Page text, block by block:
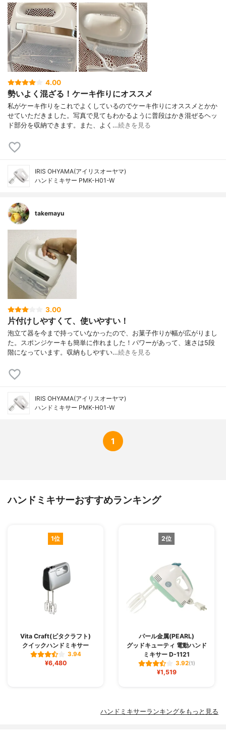
4.00
勢いよく混ざる！ケーキ作りにオススメ
私がケーキ作りをこれでよくしているのでケーキ作りにオススメとかか
せていただきました。写真で見てもわかるように普段はかき混ぜるヘッ
ド部分を収納できます。また、よく…続きを見る
IRIS OHYAMA(アイリスオーヤマ)
ハンドミキサー PMK-H01-W
takemayu
3.00
片付けしやすくて、使いやすい！
泡立て器を今まで持っていなかったので、お菓子作りが幅が広がりまし
た。スポンジケーキも簡単に作れました！パワーがあって、速さは5段
階になっています。収納もしやすい…続きを見る
IRIS OHYAMA(アイリスオーヤマ)
ハンドミキサー PMK-H01-W
1
ハンドミキサーおすすめランキング
1位
Vita Craft(ビタクラフト)
クイックハンドミキサー
3.94
¥6,480
2位
パール金属(PEARL)
グッドキューティ 電動ハンド
ミキサー D-1121
3.92(1)
¥1,519
ハンドミキサーランキングをもっと見る